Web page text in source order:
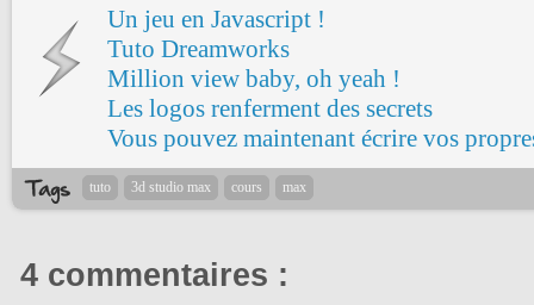
Un jeu en Javascript !
Tuto Dreamworks
Million view baby, oh yeah !
Les logos renferment des secrets
Vous pouvez maintenant écrire vos
tuto 3d studio max cours max
4 commentaires :